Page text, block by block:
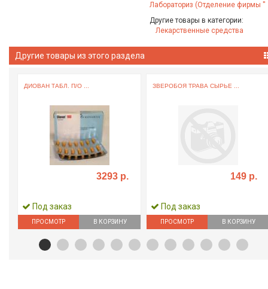
Лабораториз (Отделение фирмы ''
Другие товары в категории:
Лекарственные средства
Другие товары из этого раздела
ДИОВАН ТАБЛ. П/О ...
3293 р.
Под заказ
ПРОСМОТР В КОРЗИНУ
ЗВЕРОБОЯ ТРАВА СЫРЬЕ ...
149 р.
Под заказ
ПРОСМОТР В КОРЗИНУ